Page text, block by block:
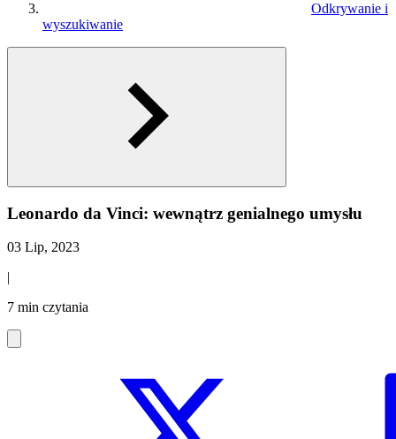
Odkrywanie i
wyszukiwanie
Leonardo da Vinci: wewnątrz genialnego umysłu
03 Lip, 2023
|
7 min czytania